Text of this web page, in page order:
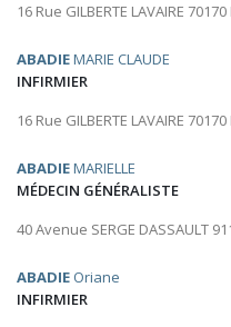
16 Rue GILBERTE LAVAIRE
ABADIEMARIE CLAUDE
INFIRMIER
16 Rue GILBERTE LAVAIRE
ABADIEMARIELLE
MÉDECIN GÉNÉRALISTE
40 Avenue SERGE DASSAULT
ABADIE Oriane
INFIRMIER